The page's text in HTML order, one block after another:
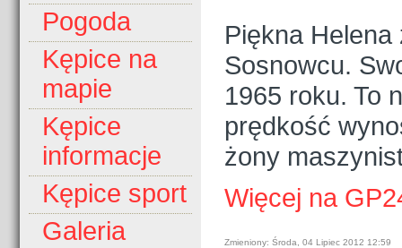
Pogoda
Kępice na
mapie
Kępice
informacje
Kępice sport
Galeria
Piękna Helena
Sosnowcu.
1965 roku. To
prędkość
żony
Więcej na
Zmieniony: Środa, 04 Lipiec 2012 12:59